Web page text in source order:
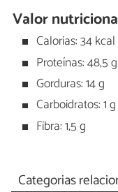
Valor
Calorias: 34 kcal
Proteínas: 48,5 g
Gorduras: 14 g
Carboidratos: 1 g
Fibra: 1,5 g
Categorias